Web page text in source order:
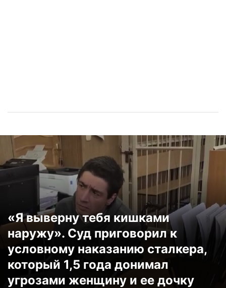
«Я выверну тебя кишками
наружу». Суд приговорил к
условному наказанию сталкера,
который 1,5 года донимал
угрозами женщину и ее дочку